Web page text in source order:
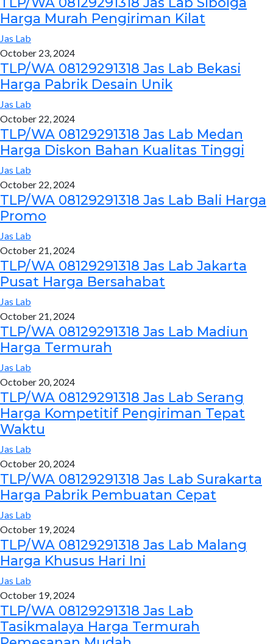
Harga Murah Pengiriman Kilat
Jas Lab
October 23, 2024
TLP/WA 08129291318 Jas Lab Bekasi
Harga Pabrik Desain Unik
Jas Lab
October 22, 2024
TLP/WA 08129291318 Jas Lab Medan
Harga Diskon Bahan Kualitas Tinggi
Jas Lab
October 22, 2024
TLP/WA 08129291318 Jas Lab Bali Harga
Promo
Jas Lab
October 21, 2024
TLP/WA 08129291318 Jas Lab Jakarta
Pusat Harga Bersahabat
Jas Lab
October 21, 2024
TLP/WA 08129291318 Jas Lab Madiun
Harga Termurah
Jas Lab
October 20, 2024
TLP/WA 08129291318 Jas Lab Serang
Harga Kompetitif Pengiriman Tepat
Waktu
Jas Lab
October 20, 2024
TLP/WA 08129291318 Jas Lab Surakarta
Harga Pabrik Pembuatan Cepat
Jas Lab
October 19, 2024
TLP/WA 08129291318 Jas Lab Malang
Harga Khusus Hari Ini
Jas Lab
October 19, 2024
TLP/WA 08129291318 Jas Lab
Tasikmalaya Harga Termurah